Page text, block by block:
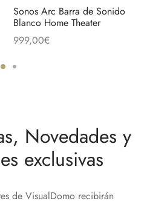
Sonos Arc Barra de Sonido
Blanco Home Theater
999,00€
Novedades y
exclusivas
de VisualDomo recibirán